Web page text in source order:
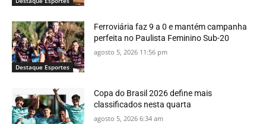
Destaque Esportes
Ferroviária faz 9 a 0 e mantém campanha
perfeita no Paulista Feminino Sub-20
agosto 5, 2026 11:56 pm
Copa do Brasil 2026 define mais
classificados nesta quarta
agosto 5, 2026 6:34 am